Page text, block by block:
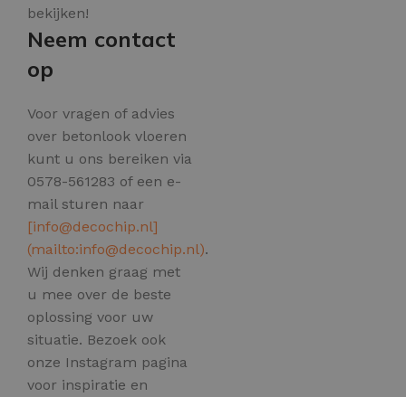
bekijken!
Neem contact
op
Voor vragen of advies
over betonlook vloeren
kunt u ons bereiken via
0578-561283 of een e-
mail sturen naar
[info@decochip.nl]
(mailto:info@decochip.nl).
Wij denken graag met
u mee over de beste
oplossing voor uw
situatie. Bezoek ook
onze Instagram pagina
voor inspiratie en